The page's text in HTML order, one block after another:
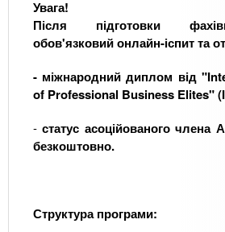
Увага!
Після підготовки
обов'язковий онлайн-іспит та
- міжнародний диплом від
of Professional Business Elites"
-статус асоційованого
безкоштовно.
Структура програми: